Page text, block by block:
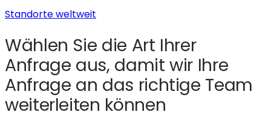
Standorte weltweit
Wählen Sie die Art Ihrer
Anfrage aus, damit wir Ihre
Anfrage an das richtige Team
weiterleiten können